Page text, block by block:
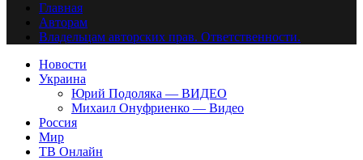
Главная
Авторам
Владельцам авторских прав. Ответственности.
Новости
Украина
Юрий Подоляка — ВИДЕО
Михаил Онуфриенко — Видео
Россия
Мир
ТВ Онлайн